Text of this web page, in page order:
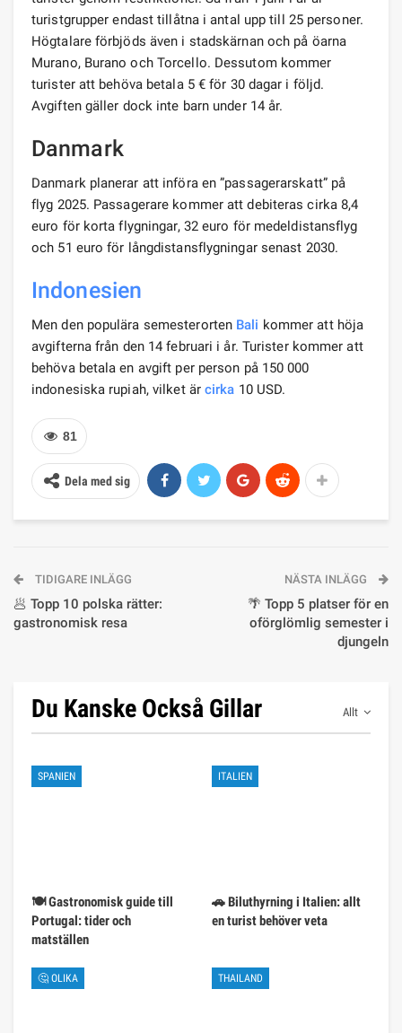
turistgrupper endast tillåtna i antal upp till 25 personer.
Högtalare förbjöds även i stadskärnan och på öarna
Murano, Burano och Torcello. Dessutom kommer
turister att behöva betala 5 € för 30 dagar i följd.
Avgiften gäller dock inte barn under 14 år.
Danmark
Danmark planerar att införa en ”passagerarskatt” på
flyg 2025. Passagerare kommer att debiteras cirka 8,4
euro för korta flygningar, 32 euro för medeldistansflyg
och 51 euro för långdistansflygningar senast 2030.
Indonesien
Men den populära semesterorten Bali kommer att höja
avgifterna från den 14 februari i år. Turister kommer att
behöva betala en avgift per person på 150 000
indonesiska rupiah, vilket ärcirka 10 USD.
81
Dela med sig
TIDIGARE INLÄGG
🥟 Topp 10 polska rätter:
gastronomisk resa
NÄSTA INLÄGG
🌴 Topp 5 platser för en
oförglömlig semester i
djungeln
Allt
Du Kanske Också Gillar
SPANIEN
🍽️ Gastronomisk guide till
Portugal: tider och
matställen
ITALIEN
🚗 Biluthyrning i Italien: allt
en turist behöver veta
🤔 OLIKA THAILAND